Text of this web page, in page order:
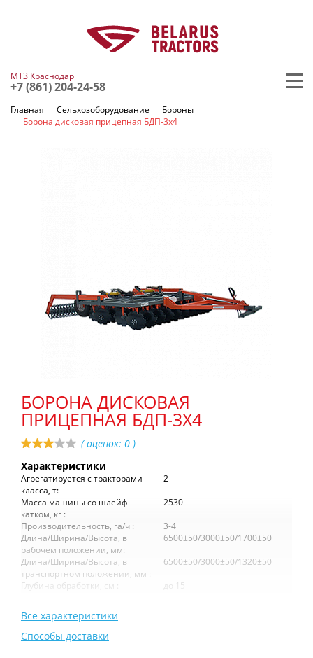
МТЗ Краснодар
+7 (861) 204-24-58
Главная Сельхозоборудование
Бороны
Борона дисковая прицепная БДП-3х4
БОРОНА ДИСКОВАЯ
ПРИЦЕПНАЯ БДП-3Х4
( оценок: 0 )
Характеристики
Агрегатируется с тракторами
класса, т:
2
Масса машины со шлейф-
катком, кг :
2530
Производительность, га/ч :
3-4
Длина/Ширина/Высота, в
рабочем положении, мм:
6500±50/3000±50/1700±50
Длина/Ширина/Высота, в
транспортном положении, мм :
6500±50/3000±50/1320±50
Глубина обработки, см :
до 15
Все характеристики
Способы доставки